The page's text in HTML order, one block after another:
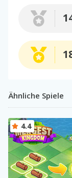
Ähnliche Spiele
4.4